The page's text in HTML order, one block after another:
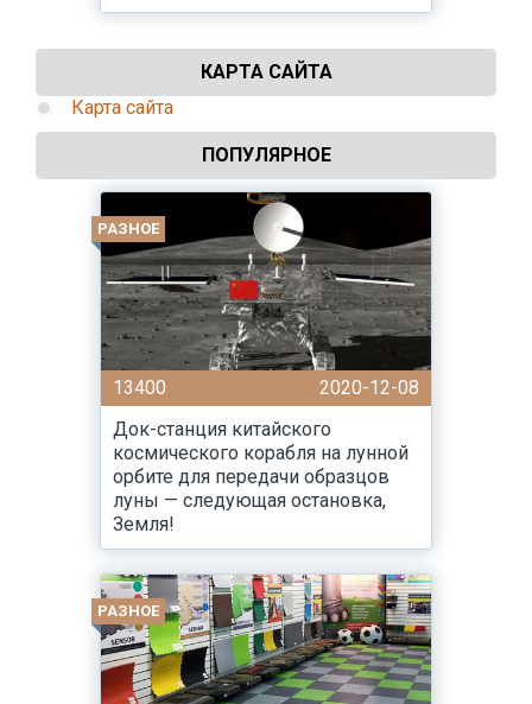
КАРТА САЙТА
Карта сайта
ПОПУЛЯРНОЕ
РАЗНОЕ
13400
2020-12-08
Док-станция китайского
космического корабля на лунной
орбите для передачи образцов
луны — следующая остановка,
Земля!
РАЗНОЕ